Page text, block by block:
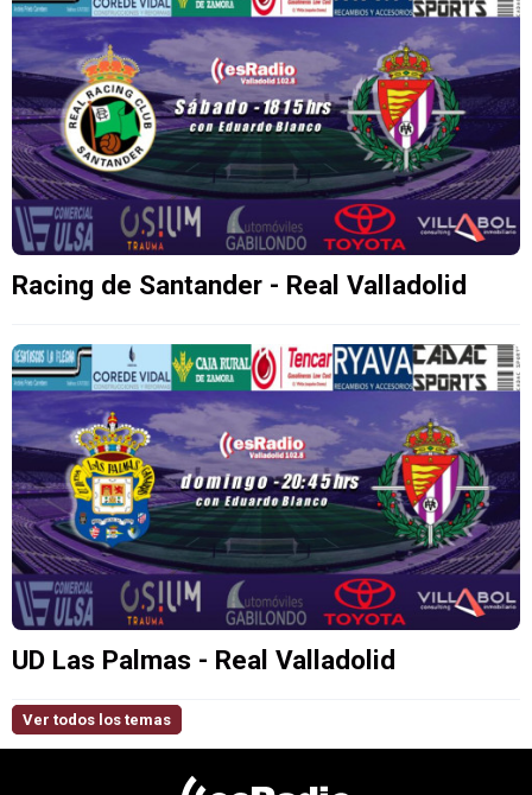
Racing de Santander - Real Valladolid
UD Las Palmas - Real Valladolid
Ver todos los temas